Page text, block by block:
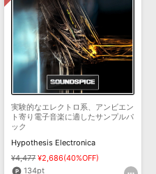
実験的なエレクトロ系、アンビエン
ト寄り電子音楽に適したサンプルパ
ック
Hypothesis Electronica
¥4,477 ¥2,686(40%OFF)
134pt